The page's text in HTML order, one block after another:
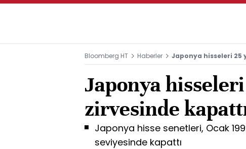
Bloomberg HT Haberler Japonya hisseleri 25
Japonya hisseleri
zirvesinde
Japonya hisse senetleri, Ocak
seviyesinde kapattı